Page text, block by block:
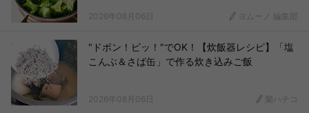
2026年08月06日 ヨムーノ 編集部
"ドボン！ピッ！"でOK！【炊飯器レシピ】「塩
こんぶ＆さば缶」で作る炊き込みご飯
2026年08月06日 蘭ハチコ